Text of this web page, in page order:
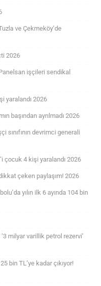
ve Çekmeköy’de
2026
işçileri sendikal
yaralandı 2026
başından ayrılmadı 2026
sınıfının devrimci generali
çocuk 4 kişi yaralandı 2026
çeken paylaşım! 2026
yılın ilk 6 ayında 104 bin
milyar varillik petrol rezervi’
bin TL’ye kadar çıkıyor!